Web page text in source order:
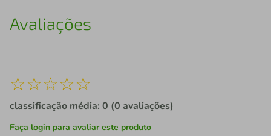
Avaliações
☆☆☆☆☆
classificação média: 0 (0 avaliações)
Faça login para avaliar este produto